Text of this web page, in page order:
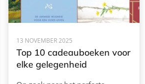
13 NOVEMBER 2025
Top 10 cadeauboeken voor
elke gelegenheid